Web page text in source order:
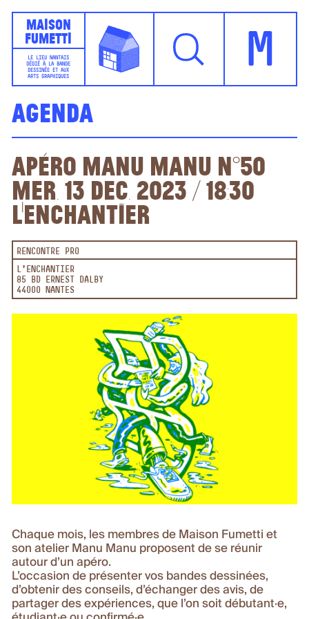
Maison
Fumetti
LE LIEU NANTAIS
DÉDIÉ À LA BANDE
DESSINÉE ET AUX
ARTS GRAPHIQUES
M
Agenda
Apéro Manu Manu n°50
Mer. 13 dec. 2023 / 18:30
L'Enchantier
RENCONTRE PRO
L'ENCHANTIER
85 BD ERNEST DALBY
44000 NANTES
Chaque mois, les membres de Maison Fumetti et
son atelier Manu Manu proposent de se réunir
autour d’un apéro.
L’occasion de présenter vos bandes dessinées,
d’obtenir des conseils, d’échanger des avis, de
partager des expériences, que l’on soit débutant·e,